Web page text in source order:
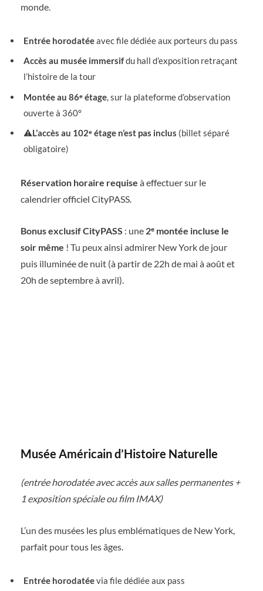
monde.
Entrée horodatéeavec file dédiée aux porteurs du pass
Accès au musée immersifdu hall d’exposition retraçant
l’histoire de la tour
Montée au 86ᵉ étage, sur la plateforme d’observation
ouverte à 360°
⚠️L’accès au 102ᵉ étage n’est pas inclus (billet séparé
obligatoire)
Réservation horaire requise à effectuer sur le
calendrier officiel CityPASS.
Bonus exclusif CityPASS : une 2ᵉ montée incluse le
soir même ! Tu peux ainsi admirer New York de jour
puis illuminée de nuit (à partir de 22h de mai à août et
20h de septembre à avril).
Musée Américain d’Histoire Naturelle
(entrée horodatée avec accès aux salles permanentes +
1 exposition spéciale ou film IMAX)
L’un des musées les plus emblématiques de New York,
parfait pour tous les âges.
Entrée horodatéevia file dédiée aux pass